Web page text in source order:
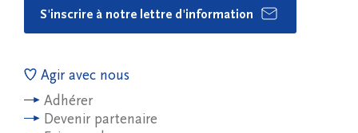
S'inscrire à notre lettre d'information
Agir avec nous
Adhérer
Devenir partenaire